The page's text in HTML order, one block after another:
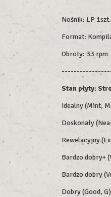
Nośnik: LP 1szt.
Format:
Obroty: 33 rpm
Stan płyty:
Idealny (Mint,
Doskonały
Rewelacyjny
Bardzo dobry+
Bardzo dobry
Dobry (Good,